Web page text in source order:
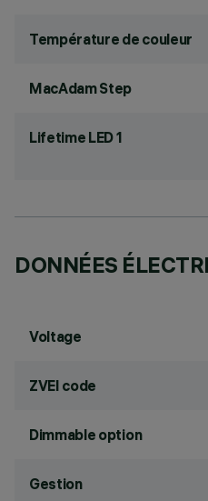
Température de couleur
MacAdam Step
Lifetime LED 1
DONNÉES
Voltage
ZVEI code
Dimmable option
Gestion